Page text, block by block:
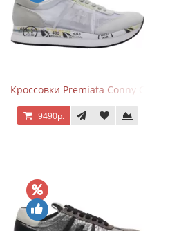
Кроссовки Premiata Conny Combi Grey
9490р.